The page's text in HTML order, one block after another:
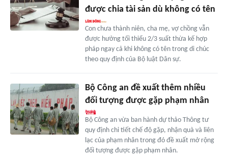
được chia tài sản dù không có tên
Con chưa thành niên, cha mẹ, vợ chồng vẫn
được hưởng tối thiểu 2/3 suất thừa kế hợp
pháp ngay cả khi không có tên trong di chúc
theo quy định của Bộ luật Dân sự.
Bộ Công an đề xuất thêm nhiều
đối tượng được gặp phạm nhân
Bộ Công an vừa ban hành dự thảo Thông tư
quy định chi tiết chế độ gặp, nhận quà và liên
lạc của phạm nhân trong đó đề xuất mở rộng
đối tượng được gặp phạm nhân.